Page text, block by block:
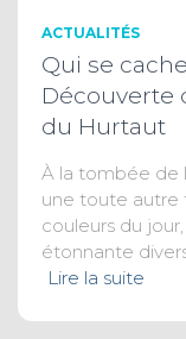
ACTUALITÉS
Qui se
Découverte
du Hurtaut
À la tombée de
une toute autre
couleurs du
étonnante
Lire la suite